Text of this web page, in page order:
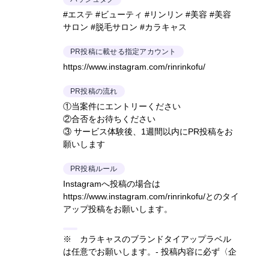
#エステ #ビューティ #リンリン #美容 #美容
サロン #脱毛サロン #カラキャス
PR投稿に載せる指定アカウント
https://www.instagram.com/rinrinkofu/
PR投稿の流れ
①当案件にエントリーください
②合否をお待ちください
③ サービス体験後、1週間以内にPR投稿をお
願いします
PR投稿ルール
Instagramへ投稿の場合は
https://www.instagram.com/rinrinkofu/とのタイ
アップ投稿をお願いします。
※ カラキャスのブランドタイアップラベル
は任意でお願いします。- 投稿内容に必ず〈企